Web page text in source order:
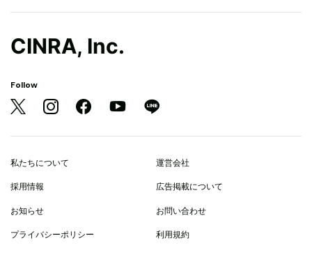
CINRA, Inc.
Follow
私たちについて 運営会社
採用情報 広告掲載について
お知らせ お問い合わせ
プライバシーポリシー 利用規約